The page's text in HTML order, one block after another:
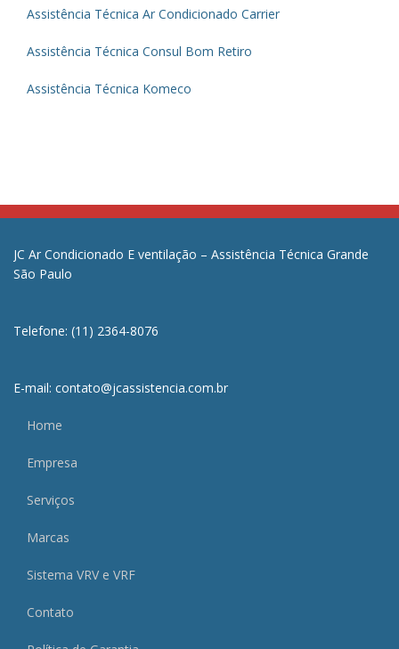
Assistência Técnica Ar Condicionado Carrier
Assistência Técnica Consul Bom Retiro
Assistência Técnica Komeco
JC Ar Condicionado E ventilação – Assistência Técnica Grande
São Paulo
Telefone: (11) 2364-8076
E-mail: contato@jcassistencia.com.br
Home
Empresa
Serviços
Marcas
Sistema VRV e VRF
Contato